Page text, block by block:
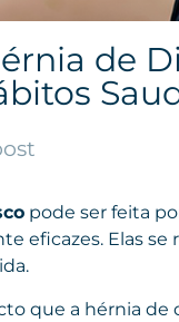
de
pode ser feita
eficazes. Elas
que a hérnia de